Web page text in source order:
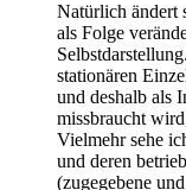
Natürlich ändert
als Folge
stationären
und deshalb als
missbraucht
Vielmehr sehe
und deren
(zugegebene